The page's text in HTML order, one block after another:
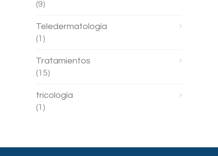
(9)
Teledermatología
(1)
Tratamientos
(15)
tricología
(1)